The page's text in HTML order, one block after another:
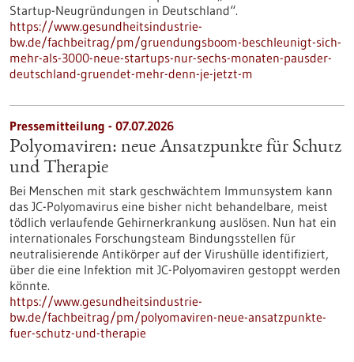
Startup-Neugründungen in Deutschland“.
https://www.gesundheitsindustrie-
bw.de/fachbeitrag/pm/gruendungsboom-beschleunigt-sich-
mehr-als-3000-neue-startups-nur-sechs-monaten-pausder-
deutschland-gruendet-mehr-denn-je-jetzt-m
Pressemitteilung - 07.07.2026
Polyomaviren: neue Ansatzpunkte für Schutz
und Therapie
Bei Menschen mit stark geschwächtem Immunsystem kann
das JC-Polyomavirus eine bisher nicht behandelbare, meist
tödlich verlaufende Gehirnerkrankung auslösen. Nun hat ein
internationales Forschungsteam Bindungsstellen für
neutralisierende Antikörper auf der Virushülle identifiziert,
über die eine Infektion mit JC-Polyomaviren gestoppt werden
könnte.
https://www.gesundheitsindustrie-
bw.de/fachbeitrag/pm/polyomaviren-neue-ansatzpunkte-
fuer-schutz-und-therapie